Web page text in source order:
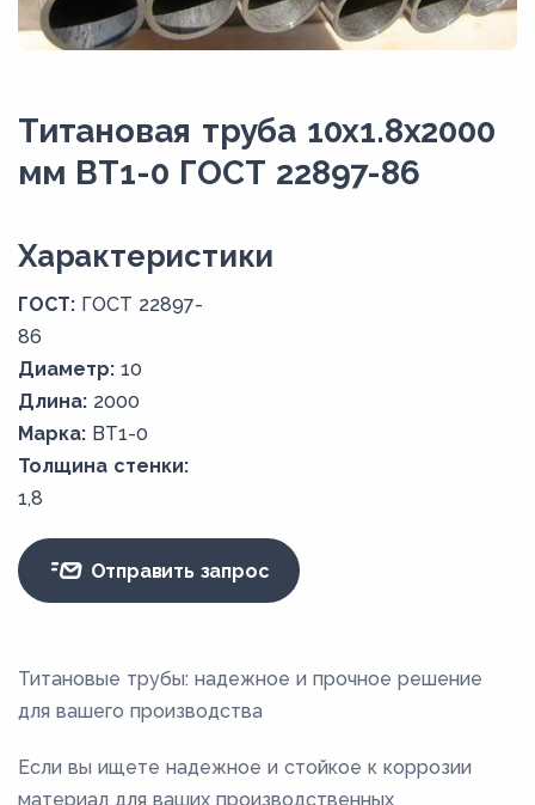
Титановая труба 10х1.8х2000
мм ВТ1-0 ГОСТ 22897-86
Xарактеристики
ГОСТ: ГОСТ 22897-
86
Диаметр: 10
Длина: 2000
Марка: ВТ1-0
Толщина стенки:
1,8
Отправить запрос
Титановые трубы: надежное и прочное решение
для вашего производства
Если вы ищете надежное и стойкое к коррозии
материал для ваших производственных